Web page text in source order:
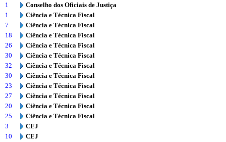
1
Conselho dos Oficiais de Justiça
1
Ciência e Técnica Fiscal
7
Ciência e Técnica Fiscal
18
Ciência e Técnica Fiscal
26
Ciência e Técnica Fiscal
30
Ciência e Técnica Fiscal
32
Ciência e Técnica Fiscal
30
Ciência e Técnica Fiscal
23
Ciência e Técnica Fiscal
27
Ciência e Técnica Fiscal
20
Ciência e Técnica Fiscal
25
Ciência e Técnica Fiscal
3
CEJ
10
CEJ